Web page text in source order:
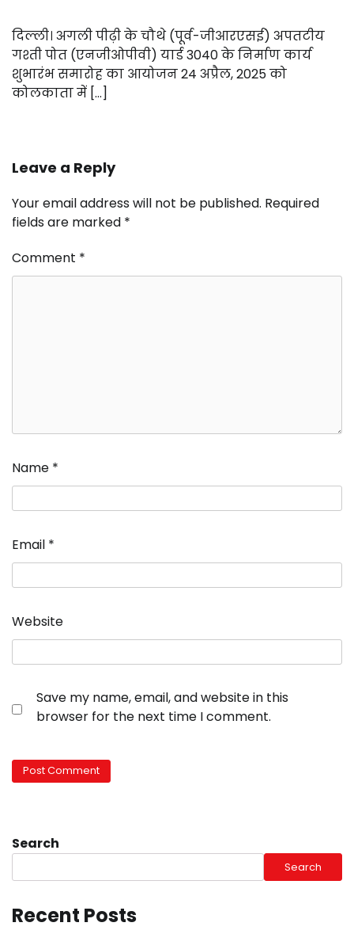
दिल्ली। अगली पीढ़ी के चौथे (पूर्व-जीआरएसई) अपतटीय
गश्ती पोत (एनजीओपीवी) यार्ड 3040 के निर्माण कार्य
शुभारंभ समारोह का आयोजन 24 अप्रैल, 2025 को
कोलकाता में […]
Leave a Reply
Your email address will not be published. Required
fields are marked *
Comment *
Name *
Email *
Website
Save my name, email, and website in this
browser for the next time I comment.
Search
Search
Recent Posts